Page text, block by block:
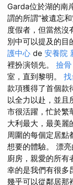
Garda位於湖的南
謂的所謂“被遺忘
度假者，但當然沒
別中可以提及的目
護中心 de 安養院
裡扮演領先。 撿骨
室，直到黎明。
款項獲得了首個款
以全力以赴，並且
市很活躍，忙於繁
大利最大，最美麗
周圍的每個定居點
想要的體驗。 漂
廚房，親愛的所有
幸的是我們有很多
幾乎可以從鄰居那